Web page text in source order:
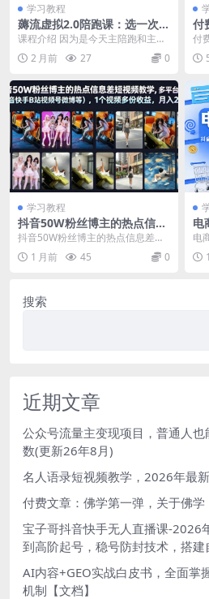
学习教程
薅流虚拟2.0陪跑课：选一次品
淘宝闲鱼同步卖，日入100-20
0纯利，0成本AI流程化操作
课程介绍 因为是今天主陪跑和主自
营的项目，刚刚第一期反馈还不
错，也在学员交付过程...
2 月前 27 0
付
法
付
程
零
学习教程
抖音50W粉丝博主的热点信息
差教学，多平台发布(抖音快手
B站视频号微博等)，1个视频
多份收益，月入2W+
抖音50W粉丝博主的热点信息差教
学，多平台发布（抖音快手B站视频
号微博等），1个...
1 月前 45 0
电
年
音
商
电
年
小
搜索
近期文章
公众号流量主变现项目，普通人
数(更新26年8月)
名人语录短视频教学，2026年最
付费文章：佛学第一弹，关于佛
宝子哥抖音快手无人直播课-2026
到高阶起号，稳号防封技术，搭
AI内容+GEO实战白皮书，全面掌
机制【文档】